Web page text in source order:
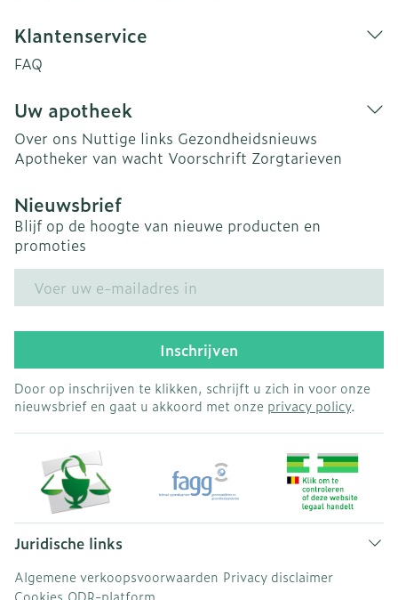
Klantenservice
FAQ
Uw apotheek
Over ons Nuttige links Gezondheidsnieuws
Apotheker van wacht Voorschrift Zorgtarieven
Nieuwsbrief
Blijf op de hoogte van nieuwe producten en
promoties
Inschrijven
Door op inschrijven te klikken, schrijft u zich in voor onze
nieuwsbrief en gaat u akkoord met onze privacy policy.
Juridische links
Algemene verkoopsvoorwaarden Privacy disclaimer
Cookies ODR-platform